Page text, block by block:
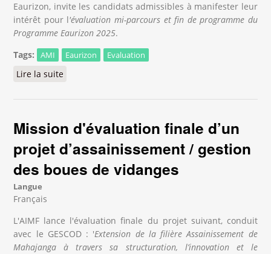
Eaurizon, invite les candidats admissibles à manifester leur
intérêt pour l'évaluation mi-parcours et fin de programme du
Programme Eaurizon 2025.
Tags:
AMI Eaurizon Evaluation
Lire la suite
programme Eaurizon
Mission d'évaluation finale d’un
projet d’assainissement / gestion
des boues de vidanges
Langue
Français
L'AIMF lance l'évaluation finale du projet suivant, conduit
avec le GESCOD : 'Extension de la filière Assainissement de
Mahajanga à travers sa structuration, l’innovation et le